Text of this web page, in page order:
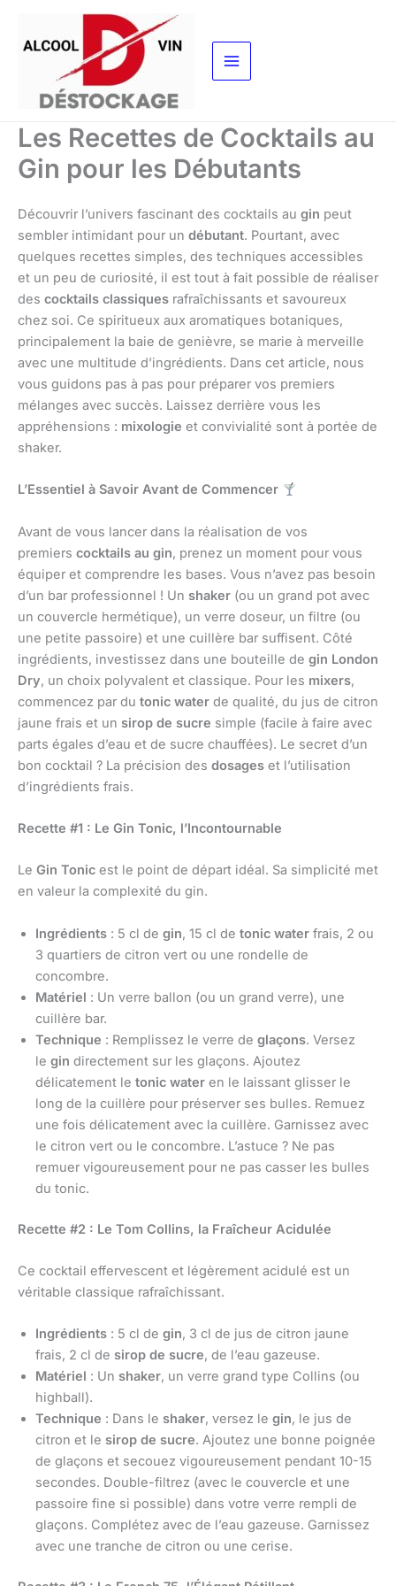
contenu
Les Recettes de Cocktails au
Gin pour les Débutants
Découvrir l’univers fascinant des cocktails au gin peut
sembler intimidant pour un débutant. Pourtant, avec
quelques recettes simples, des techniques accessibles
et un peu de curiosité, il est tout à fait possible de réaliser
des cocktails classiques rafraîchissants et savoureux
chez soi. Ce spiritueux aux aromatiques botaniques,
principalement la baie de genièvre, se marie à merveille
avec une multitude d’ingrédients. Dans cet article, nous
vous guidons pas à pas pour préparer vos premiers
mélanges avec succès. Laissez derrière vous les
appréhensions : mixologie et convivialité sont à portée de
shaker.
L’Essentiel à Savoir Avant de Commencer
Avant de vous lancer dans la réalisation de vos
premiers cocktails au gin, prenez un moment pour vous
équiper et comprendre les bases. Vous n’avez pas besoin
d’un bar professionnel ! Un shaker (ou un grand pot avec
un couvercle hermétique), un verre doseur, un filtre (ou
une petite passoire) et une cuillère bar suffisent. Côté
ingrédients, investissez dans une bouteille de gin London
Dry, un choix polyvalent et classique. Pour les mixers,
commencez par du tonic water de qualité, du jus de citron
jaune frais et un sirop de sucre simple (facile à faire avec
parts égales d’eau et de sucre chauffées). Le secret d’un
bon cocktail ? La précision des dosages et l’utilisation
d’ingrédients frais.
Recette #1 : Le Gin Tonic, l’Incontournable
Le Gin Tonic est le point de départ idéal. Sa simplicité met
en valeur la complexité du gin.
Ingrédients : 5 cl de gin, 15 cl de tonic water frais, 2 ou
3 quartiers de citron vert ou une rondelle de
concombre.
Matériel : Un verre ballon (ou un grand verre), une
cuillère bar.
Technique : Remplissez le verre de glaçons. Versez
le gin directement sur les glaçons. Ajoutez
délicatement le tonic water en le laissant glisser le
long de la cuillère pour préserver ses bulles. Remuez
une fois délicatement avec la cuillère. Garnissez avec
le citron vert ou le concombre. L’astuce ? Ne pas
remuer vigoureusement pour ne pas casser les bulles
du tonic.
Recette #2 : Le Tom Collins, la Fraîcheur Acidulée
Ce cocktail effervescent et légèrement acidulé est un
véritable classique rafraîchissant.
Ingrédients : 5 cl de gin, 3 cl de jus de citron jaune
frais, 2 cl de sirop de sucre, de l’eau gazeuse.
Matériel : Un shaker, un verre grand type Collins (ou
highball).
Technique : Dans le shaker, versez le gin, le jus de
citron et le sirop de sucre. Ajoutez une bonne poignée
de glaçons et secouez vigoureusement pendant 10-15
secondes. Double-filtrez (avec le couvercle et une
passoire fine si possible) dans votre verre rempli de
glaçons. Complétez avec de l’eau gazeuse. Garnissez
avec une tranche de citron ou une cerise.